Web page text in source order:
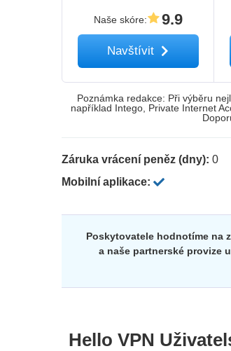
Naše skóre: 9.9
Navštívit
Poznámka redakce: Při výběru
například Intego, Private Internet
Záruka vrácení peněz (dny): 0
Mobilní aplikace:
Poskytovatele hodnotíme na
a naše partnerské provize
Hello VPN